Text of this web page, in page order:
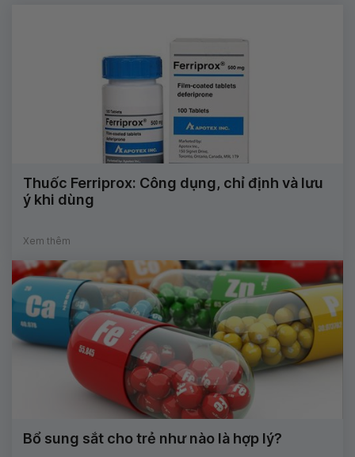
Thuốc Ferriprox: Công dụng, chỉ định và lưu
ý khi dùng
Xem thêm
Bổ sung sắt cho trẻ như nào là hợp lý?